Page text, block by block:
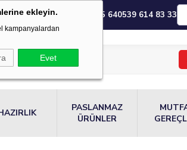
ekleyin.
kampanyalardan
Evet
0850 220 55 640539 614 83 33
PASLANMAZ
ÜRÜNLER